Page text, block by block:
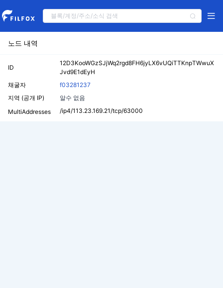
노드 내역
ID
12D3KooWGzSJjWq2rgd8FH6jyLX6vUQiTTKnpTWwuX
Jvd9E1dEyH
채굴자
f03281237
지역 (공개 IP)
알수 없음
MultiAddresses
/ip4/113.23.169.21/tcp/63000